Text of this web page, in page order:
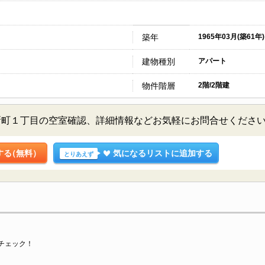
築年 1965年03月(築61年)
建物種別 アパート
物件階層 2階/2階建
１丁目の空室確認、詳細情報などお気軽にお問合せくださ
る（無料） とりあえず 気になるリストに追加する
ェック！